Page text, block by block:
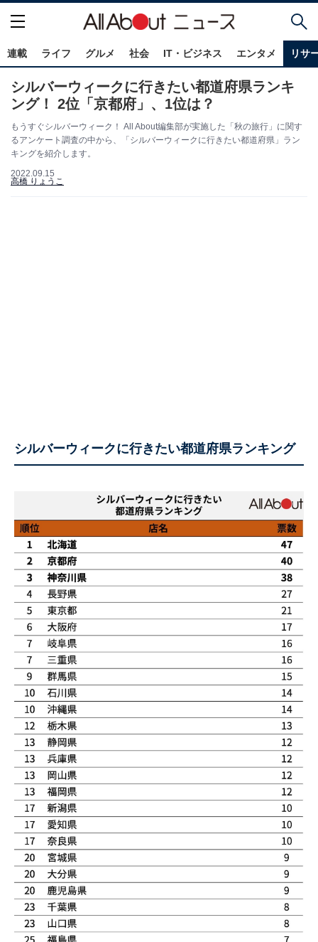
連載 ライフ グルメ 社会 IT・ビジネス エンタメ リサ
シルバーウィークに行きたい都道府県ランキ
ング！ 2位「京都府」、1位は？
もうすぐシルバーウィーク！ All About編集部が実施した「秋の旅行」に関す
るアンケート調査の中から、「シルバーウィークに行きたい都道府県」ラン
キングを紹介します。
2022.09.15
高橋 りょうこ
シルバーウィークに行きたい都道府県ランキング